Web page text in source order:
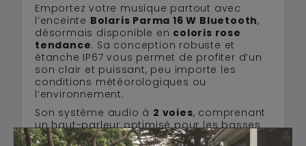
Emportez votre musique partout avec
l’enceinte Bolaris Parma 16 W Bluetooth,
désormais disponible en coloris rose
tendance. Sa conception robuste et
étanche IP67 vous permet de profiter d’un
son clair et puissant, peu importe les
conditions météorologiques ou
l’environnement.
Son système audio à 2 voies, comprenant
un haut-parleur optimisé pour les basses
et un haut-parleur haute fréquence séparé,